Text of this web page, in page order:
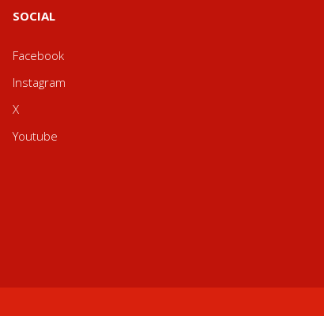
SOCIAL
Facebook
Instagram
X
Youtube